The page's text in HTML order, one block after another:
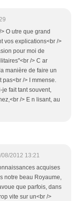
O utre que grand
vos explications<br />
pour moi de
/> C ar
manière de faire un
pas<br /> I mmense.
je fait tant souvent,
/> E n lisant, au
08/2012 13:21
acquises
notre beau Royaume,
que parfois, dans
vite sur un<br />